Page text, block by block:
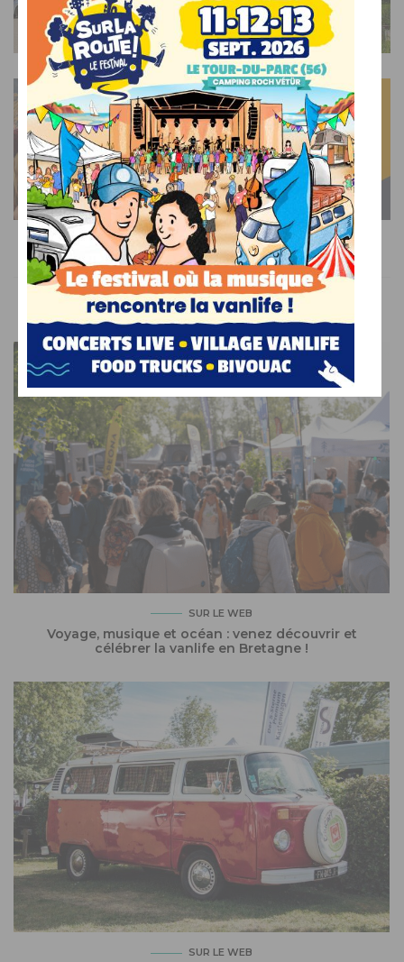
AFFICHER L'ARTICLE
ACTUALITÉS
Le salon du camping-car de l’Indre du 29 janvier au 1er
février à Châteauroux (36)
AFFICHER L'ARTICLE
AILLEURS SUR LE WEB
SUR LE WEB
Voyage, musique et océan : venez découvrir et
célébrer la vanlife en Bretagne !
SUR LE WEB